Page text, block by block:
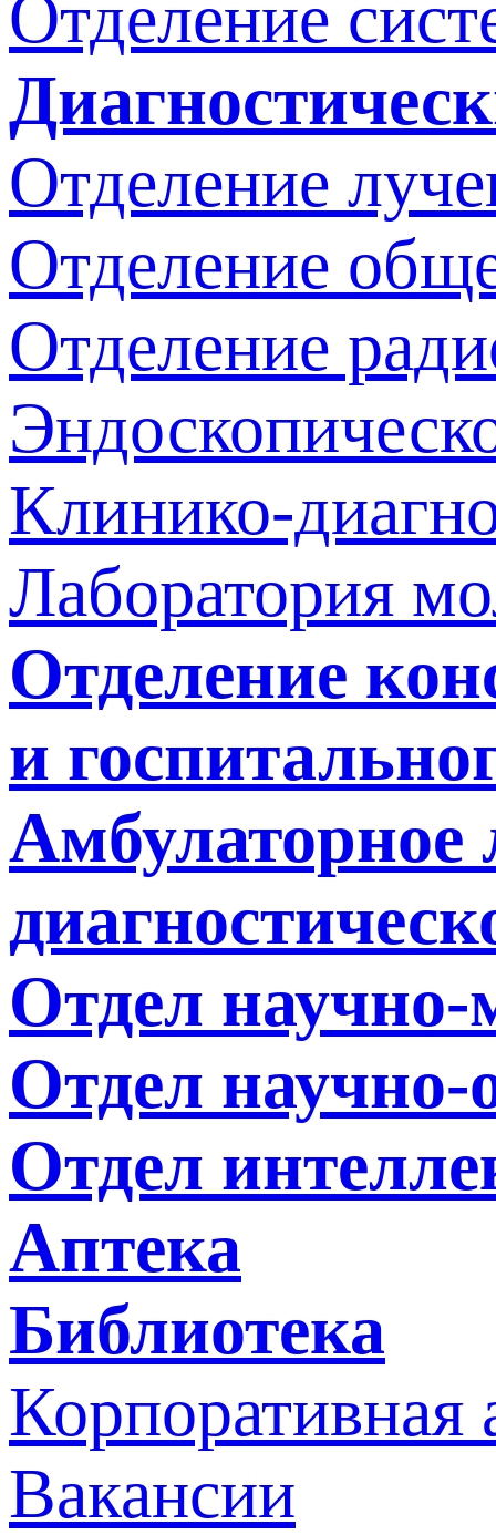
Отделение
Отделение
Отделение
Отделение
Клинико-
Лаборатория
Отделение
и
Амбулаторное
Отдел
Отдел научно-
Отдел
Аптека
Библиотека
Корпоративная
Вакансии